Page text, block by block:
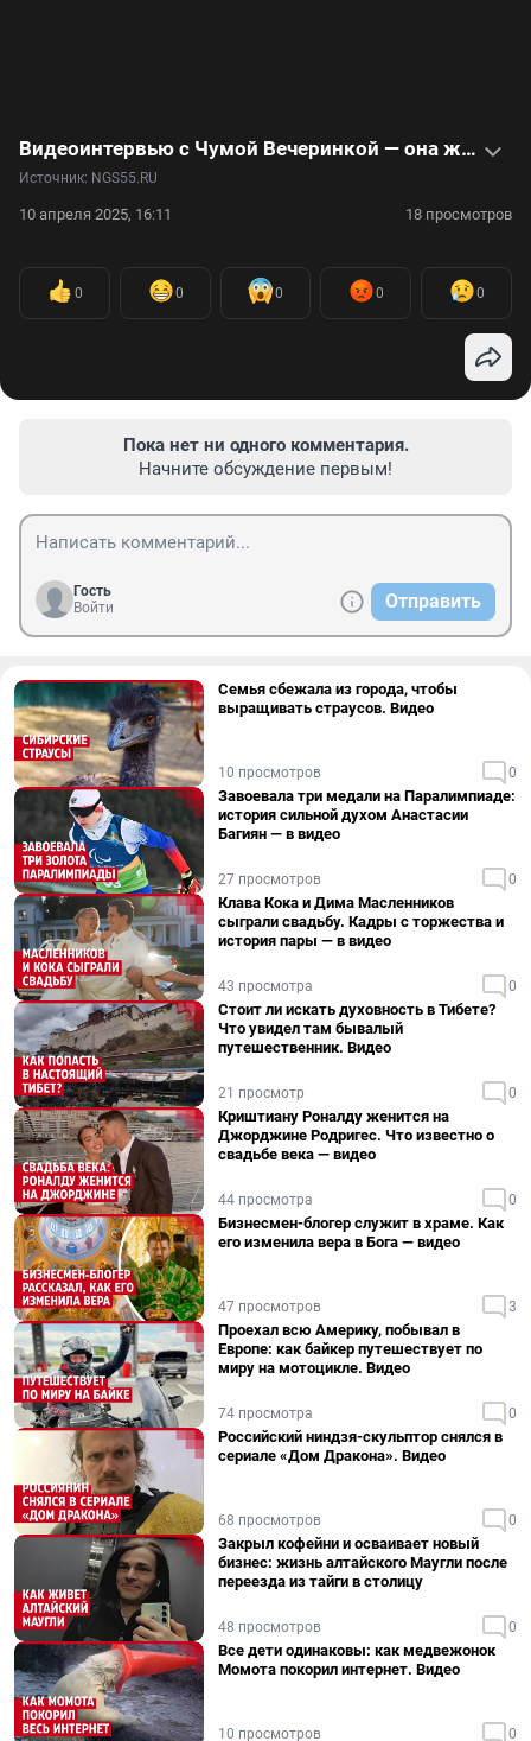
Видеоинтервью с Чумой Вечеринкой — она же блогер Вика Чуманова — о моде, детстве на Севере и диалектах
Источник: NGS55.RU
10 апреля 2025, 16:11 18 просмотров
0 0 0 0 0
Пока нет ни одного комментария.
Начните обсуждение первым!
Гость
Войти
Отправить
Семья сбежала из города, чтобы
выращивать страусов. Видео
10 просмотров 0
Завоевала три медали на Паралимпиаде:
история сильной духом Анастасии
Багиян — в видео
27 просмотров 0
Клава Кока и Дима Масленников
сыграли свадьбу. Кадры с торжества и
история пары — в видео
43 просмотра 0
Стоит ли искать духовность в Тибете?
Что увидел там бывалый
путешественник. Видео
21 просмотр 0
Криштиану Роналду женится на
Джорджине Родригес. Что известно о
свадьбе века — видео
44 просмотра 0
Бизнесмен-блогер служит в храме. Как
его изменила вера в Бога — видео
47 просмотров 3
Проехал всю Америку, побывал в
Европе: как байкер путешествует по
миру на мотоцикле. Видео
74 просмотра 0
Российский ниндзя-скульптор снялся в
сериале «Дом Дракона». Видео
68 просмотров 0
Закрыл кофейни и осваивает новый
бизнес: жизнь алтайского Маугли после
переезда из тайги в столицу
48 просмотров 0
Все дети одинаковы: как медвежонок
Момота покорил интернет. Видео
10 просмотров 0